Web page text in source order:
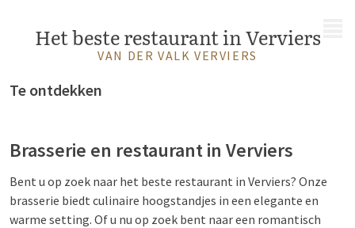
Het beste restaurant in Verviers
VAN DER VALK VERVIERS
Te ontdekken
Brasserie en restaurant in Verviers
Bent u op zoek naar het beste restaurant in Verviers? Onze
brasserie biedt culinaire hoogstandjes in een elegante en
warme setting. Of u nu op zoek bent naar een romantisch